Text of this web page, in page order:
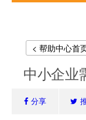
< 帮助中心首
中小企业
分享